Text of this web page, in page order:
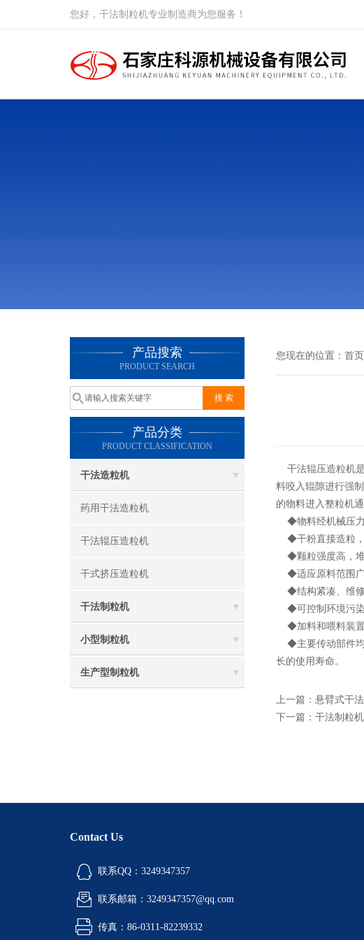
您好，干法制粒机专业制造商为您服务！
产品搜索
PRODUCT SEARCH
产品分类
PRODUCT CLASSIFICATION
干法造粒机
药用干法造粒机
干法辊压造粒机
干式挤压造粒机
干法制粒机
小型制粒机
生产型制粒机
您现在的位置： 首页
干法辊压造粒机是
料咬入辊隙进行强
的物料进入整粒机
◆物料经机械压力
◆干粉直接造粒，
◆颗粒强度高，堆
◆适应原料范围广
◆结构紧凑、维修
◆可控制环境污染
◆加料和喂料装置
◆主要传动部件均
长的使用寿命。
上一篇： 悬臂式干
下一篇： 干法制粒
Contact Us
联系QQ：3249347357
联系邮箱：3249347357@qq.com
传真：86-0311-82239332